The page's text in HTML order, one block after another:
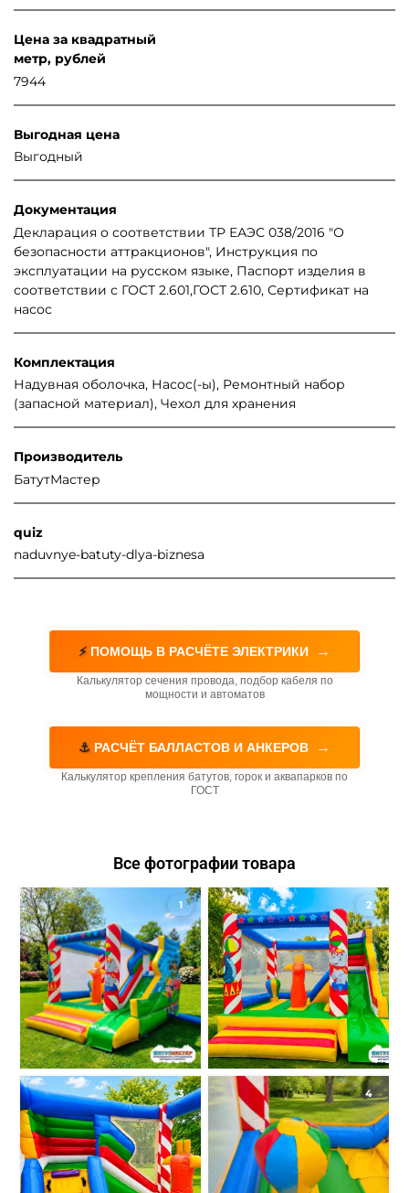
Цена за квадратный
метр, рублей
7944
Выгодная цена
Выгодный
Документация
Декларация о соответствии ТР ЕАЭС 038/2016 "О
безопасности аттракционов", Инструкция по
эксплуатации на русском языке, Паспорт изделия в
соответствии с ГОСТ 2.601,ГОСТ 2.610, Сертификат на
насос
Комплектация
Надувная оболочка, Насос(-ы), Ремонтный набор
(запасной материал), Чехол для хранения
Производитель
БатутМастер
quiz
naduvnye-batuty-dlya-biznesa
⚡ ПОМОЩЬ В РАСЧЁТЕ ЭЛЕКТРИКИ →
Калькулятор сечения провода, подбор кабеля по
мощности и автоматов
⚓ РАСЧЁТ БАЛЛАСТОВ И АНКЕРОВ →
Калькулятор крепления батутов, горок и аквапарков по
ГОСТ
Все фотографии товара
1 2
3 4